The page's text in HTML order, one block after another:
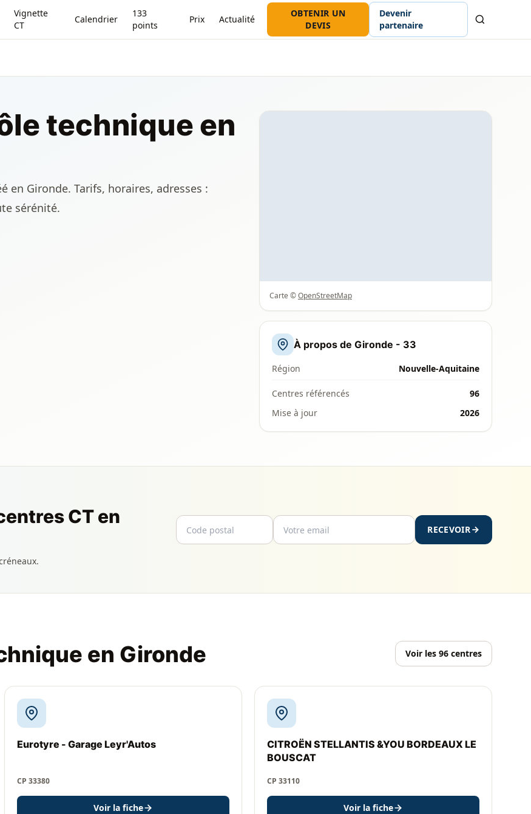
Vignette
CT
Calendrier
133
points
Prix Actualité
OBTENIR UN
DEVIS
Devenir
partenaire
technique en
en Gironde. Tarifs, horaires, adresses :
sérénité.
Carte ©OpenStreetMap
À propos de Gironde - 33
Région Nouvelle-Aquitaine
Centres référencés
96
Mise à jour
2026
CT en
Code postal
Email
RECEVOIR
en Gironde Voir les 96 centres
Eurotyre - Garage Leyr'Autos
CP 33380
Voir la fiche
CITROËN STELLANTIS &YOU BORDEAUX LE
BOUSCAT
CP 33110
Voir la fiche